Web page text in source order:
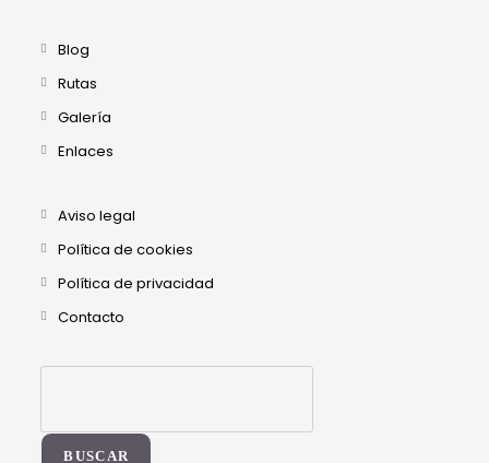
Blog
Rutas
Galería
Enlaces
Aviso legal
Política de cookies
Política de privacidad
Contacto
BUSCAR